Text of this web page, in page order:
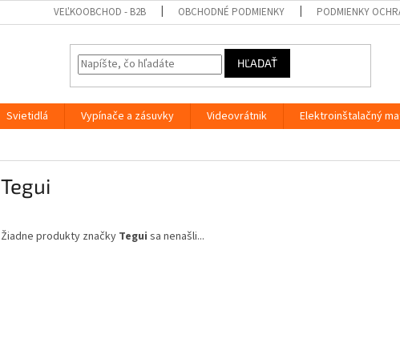
VEĽKOOBCHOD - B2B OBCHODNÉ PODMIENKY PODMIENKY
HĽADAŤ
Svietidlá Vypínače a zásuvky Videovrátnik Elektroinštalačný
Tegui
Žiadne produkty značky Tegui sa nenašli...